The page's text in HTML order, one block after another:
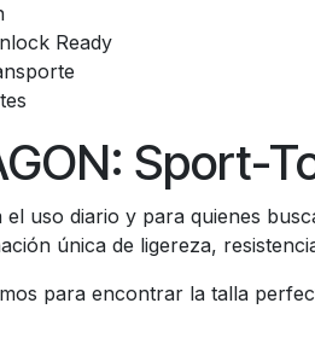
Ready
Sport-
uso diario y para quienes
única de ligereza,
para encontrar la talla